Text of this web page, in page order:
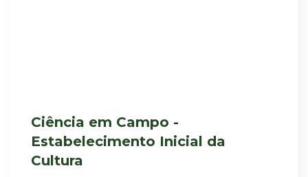
Ciência em Campo -
Estabelecimento Inicial da
Cultura